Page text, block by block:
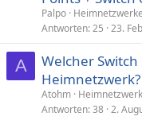
Palpo
Antworten 25 23.
A
Welcher
Heimnetzwerk?
Atohm
Antworten 38 2.